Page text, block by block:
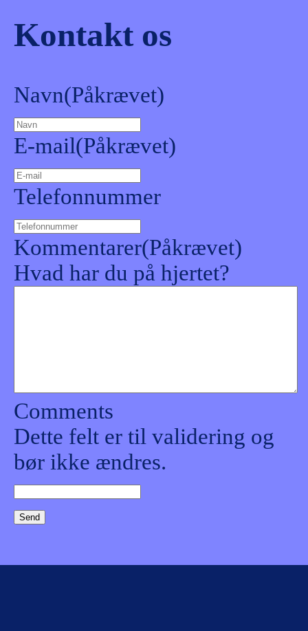
Kontakt os
Navn(Påkrævet)
E-mail(Påkrævet)
Telefonnummer
Kommentarer(Påkrævet)
Hvad har du på hjertet?
Comments
Dette felt er til validering og
bør ikke ændres.